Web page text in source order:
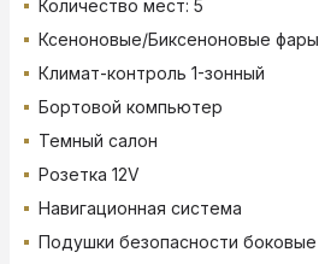
Количество мест: 5
Ксеноновые/Биксеноновые фары
Климат-контроль 1-зонный
Бортовой компьютер
Темный салон
Розетка 12V
Навигационная система
Подушки безопасности боковые